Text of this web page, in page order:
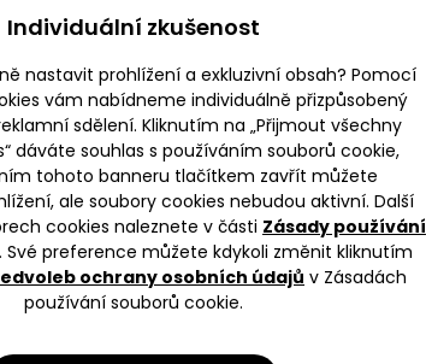
Individuální zkušenost
nastavit prohlížení a exkluzivní obsah? Pomocí
vám nabídneme individuálně přizpůsobený
sdělení. Kliknutím na „Přijmout všechny
dáváte souhlas s používáním souborů cookie,
tohoto banneru tlačítkem zavřít můžete
ale soubory cookies nebudou aktivní. Další
cookies naleznete v části Zásady používání
. Své preference můžete kdykoli změnit kliknutím
ochrany osobních údajů v Zásadách
používání souborů cookie.